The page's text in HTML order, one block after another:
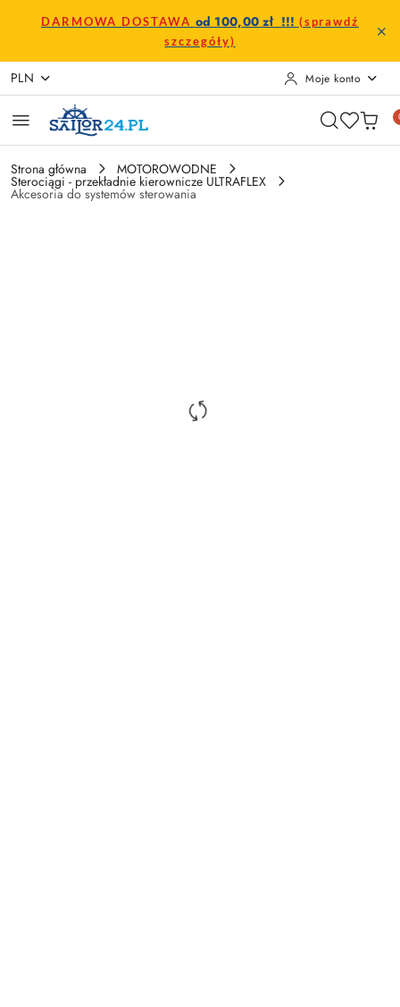
Przejdź do treści głównej
Przejdź do wyszukiwarki
Przejdź do moje konto
Przejdź do menu głównego
Przejdź do opisu produktu
Przejdź do stopki
DARMOWA DOSTAWA od 100,00 zł !!! (sprawdź
szczegóły)
PLN Moje konto
Strona główna MOTOROWODNE
Sterociągi - przekładnie kierownicze ULTRAFLEX
Akcesoria do systemów sterowania